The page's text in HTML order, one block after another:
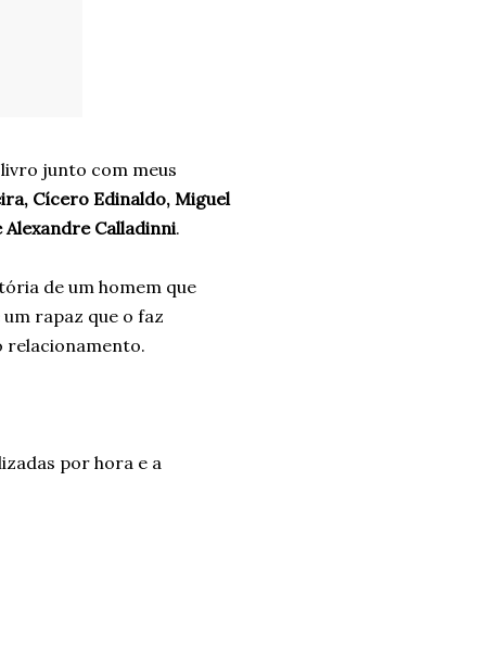
junto com meus
Cícero Edinaldo, Miguel
Calladinni.
de um homem que
rapaz que o faz
relacionamento.
por hora e a